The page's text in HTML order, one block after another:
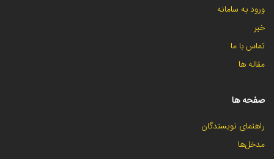
ورود به سامانه
خبر
تماس با ما
مقاله ها
صفحه ها
راهنمای نویسندگان
مدخل‌ها